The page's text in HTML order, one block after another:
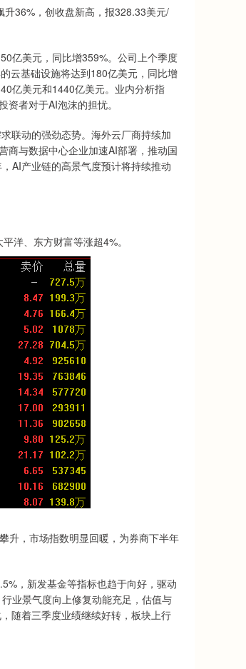
36%，创收盘新高，报328.33美元/
亿美元，同比增359%。公司上个季度
云基础设施将达到180亿美元，同比增
亿美元和1440亿美元。业内分析指
者对于AI泡沫的担忧。
联动的强劲态势。海外云厂商持续加
商与数据中心企业加速AI部署，推动国
AI产业链的高景气度预计将持续推动
洋、东方财富等涨超4%。
，市场指数明显回暖，为券商下半年
，新发基金等指标也趋于向好，驱动
业景气度向上修复动能充足，估值与
随着三季度业绩继续好转，板块上行